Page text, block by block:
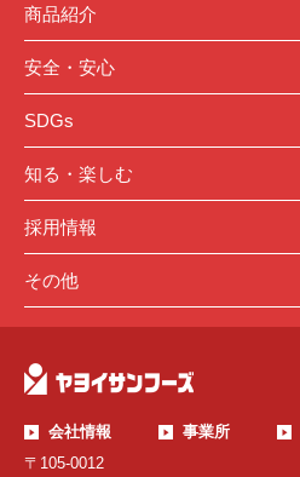
商品紹介
安全・安心
SDGs
知る・楽しむ
採用情報
その他
会社情報 事業所
〒105-0012